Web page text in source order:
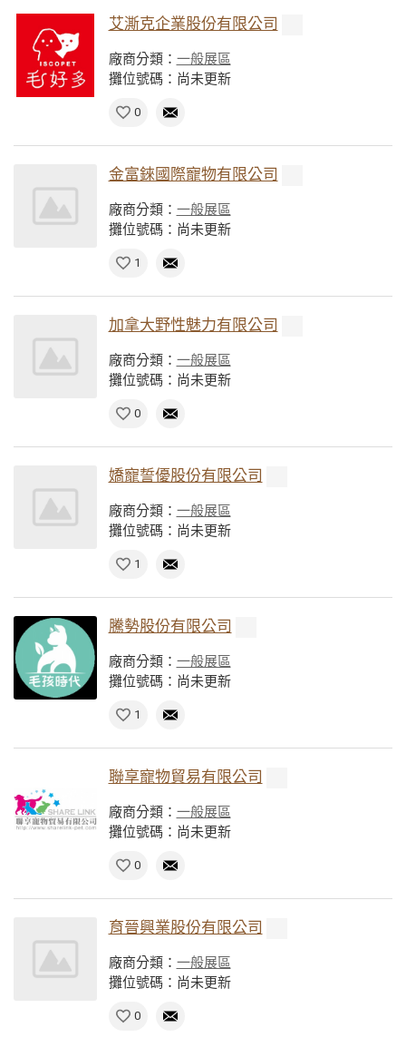
艾澌克企業股份有限公司
廠商分類： 一般展區
攤位號碼：尚未更新
0
金富錸國際寵物有限公司
廠商分類： 一般展區
攤位號碼：尚未更新
1
加拿大野性魅力有限公司
廠商分類： 一般展區
攤位號碼：尚未更新
0
嬌寵誓優股份有限公司
廠商分類： 一般展區
攤位號碼：尚未更新
1
騰勢股份有限公司
廠商分類： 一般展區
攤位號碼：尚未更新
1
聯享寵物貿易有限公司
廠商分類： 一般展區
攤位號碼：尚未更新
0
育晉興業股份有限公司
廠商分類： 一般展區
攤位號碼：尚未更新
0